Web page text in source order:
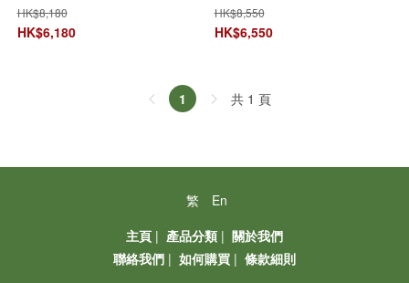
205/8GB+512GB)
13DMS00A00 AI 小型桌上電腦
HK$8,180
HK$6,180
226V/16GB+512GB)
13HR001THC AI 小巧桌上型電
HK$8,550
HK$6,550
1 共 1 頁
繁
En
主頁 | 產品分類 | 關於我們
聯絡我們 | 如何購買 | 條款細則